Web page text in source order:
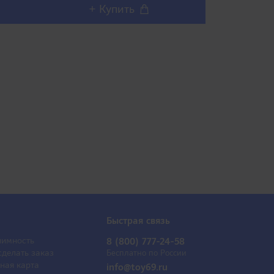
+ Купить
Быстрая связь
8 (800) 777-24-58
info@toy69.ru